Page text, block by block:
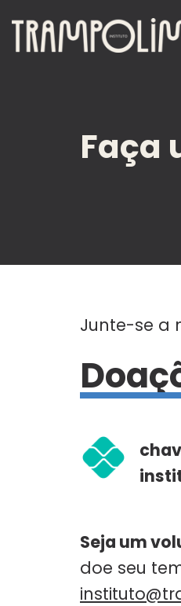
to
content
Faça
Junte-se a
Seja um
doe seu